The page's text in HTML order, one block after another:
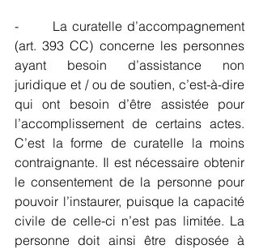
-       La curatelle d’accompagnement
(art. 393 CC) concerne les personnes
ayant besoin d’assistance non
juridique et / ou de soutien, c’est-à-dire
qui ont besoin d’être assistée pour
l’accomplissement de certains actes.
C’est la forme de curatelle la moins
contraignante. Il est nécessaire obtenir
le consentement de la personne pour
pouvoir l’instaurer, puisque la capacité
civile de celle-ci n’est pas limitée. La
personne doit ainsi être disposée à